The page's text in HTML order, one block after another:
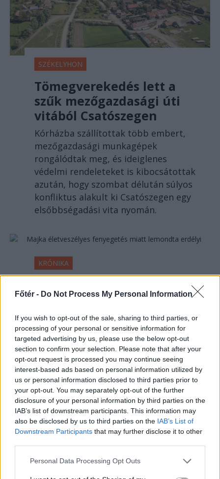
Főtér - Do Not Process My Personal Information
If you wish to opt-out of the sale, sharing to third parties, or
processing of your personal or sensitive information for
targeted advertising by us, please use the below opt-out
section to confirm your selection. Please note that after your
opt-out request is processed you may continue seeing
interest-based ads based on personal information utilized by
us or personal information disclosed to third parties prior to
your opt-out. You may separately opt-out of the further
disclosure of your personal information by third parties on the
IAB’s list of downstream participants. This information may
also be disclosed by us to third parties on the IAB’s List of
Downstream Participants that may further disclose it to other
Personal Data Processing Opt Outs
SZÉKELYHON
Tömegverekedés lett a
szűk mezőgazdasági úti
vitából Csatószegen
Kórházba szállítottak több embert,
mezőgazdasági munkagépek
rongálódtak meg, és ideiglenes
védelmi rendeleteket is kibocsátottak
azután, hogy szombat délután súlyos
konfliktus alakult ki Csatószegen egy
elsőbbségadási vita nyomán.
KRÓNIKA
fenyegetés miatt
lemondta erdélyi
koncertjét
Majka életveszélyes fenyegetést
kapott, és emiatt lemondta a
sepsiszentgyörgyi SIC Fesztre
tervezett koncertjét. Majka ezt
szerdán a Facebook-oldalán jelentette
be.